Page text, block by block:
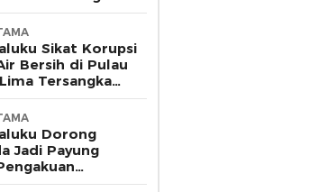
Tanjung Sial
Sikat Korupsi
Bersih di Pulau
Tersangka
Dorong
Jadi Payung
Adat